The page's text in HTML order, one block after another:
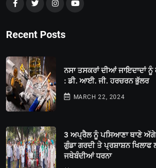
Recent Posts
ਨਸਾ ਤਸਕਰਾਂ ਦੀਆਂ ਜਾਇਦਾਦਾਂ ਨੂੰ
: ਡੀ. ਆਈ. ਜੀ. ਹਰਚਰਨ ਭੁੱਲਰ
MARCH 22, 2024
3 ਅਪ੍ਰੈਲ ਨੂੰ ਪਸਿਆਣਾ ਥਾਣੇ ਅੱਗੇ
ਗੁੰਡਾ ਗਰਦੀ ਤੇ ਪ੍ਰਸ਼ਾਸ਼ਨ
ਜਥੇਬੰਦੀਆਂ ਧਰਨਾ